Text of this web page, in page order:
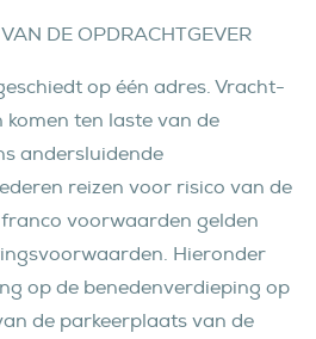
DE OPDRACHTGEVER
op één adres. Vracht-
ten laste van de
andersluidende
reizen voor risico van de
voorwaarden gelden
Hieronder
op de benedenverdieping op
de parkeerplaats van de